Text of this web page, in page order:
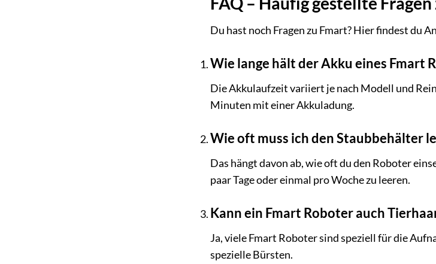
Du hast noch Fragen zu Fmart? Hier findest du
Wie lange hält der Akku eines Fmart
Die Akkulaufzeit variiert je nach Modell und
Minuten mit einer Akkuladung.
Wie oft muss ich den Staubbehälter
Das hängt davon ab, wie oft du den Roboter
paar Tage oder einmal pro Woche zu leeren.
Kann ein Fmart Roboter auch
Ja, viele Fmart Roboter sind speziell für die
spezielle Bürsten.